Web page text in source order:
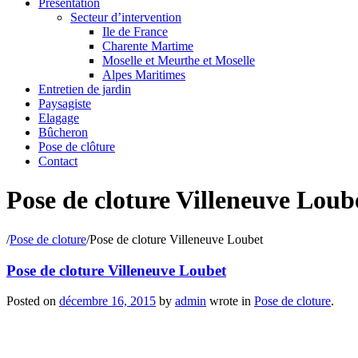
Présentation
Secteur d’intervention
Ile de France
Charente Martime
Moselle et Meurthe et Moselle
Alpes Maritimes
Entretien de jardin
Paysagiste
Elagage
Bûcheron
Pose de clôture
Contact
Pose de cloture Villeneuve
/Pose de cloture/Pose de cloture Villeneuve Loubet
Pose de cloture Villeneuve Loubet
Posted on décembre 16, 2015 by admin wrote in Pose de cloture.